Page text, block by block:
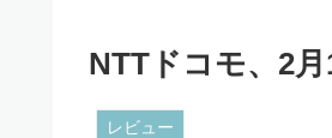
NTTドコモ、2
レビュー